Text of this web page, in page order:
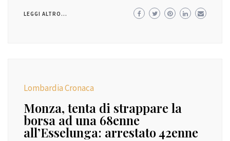
LEGGI ALTRO...
Lombardia Cronaca
Monza, tenta di strappare la
borsa ad una 68enne
all’Esselunga: arrestato 42enne